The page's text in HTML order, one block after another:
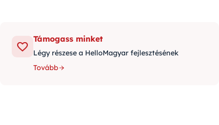
Támogass minket
Légy részese a HelloMagyar fejlesztésének
Tovább